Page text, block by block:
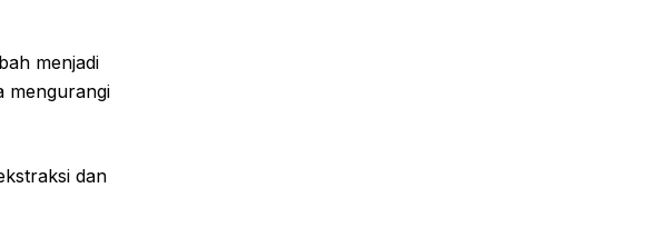
menjadi
mengurangi
dan